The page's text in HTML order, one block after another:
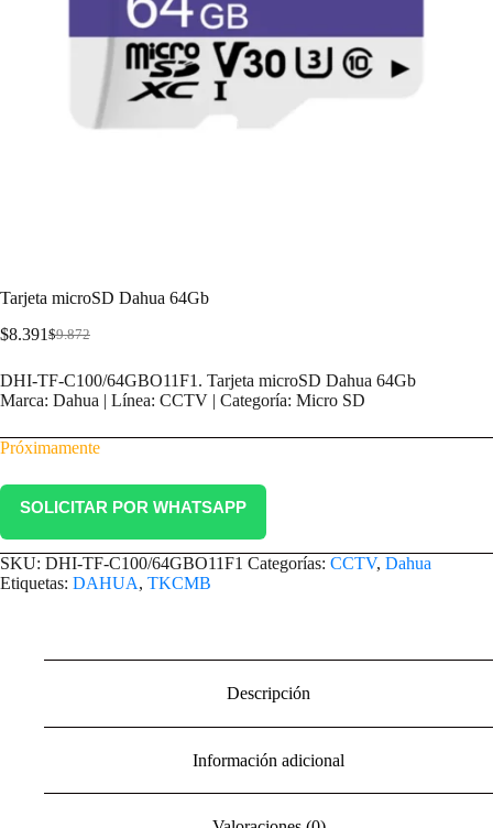
Tarjeta microSD Dahua 64Gb
$9.872
$8.391
DHI-TF-C100/64GBO11F1. Tarjeta microSD Dahua 64Gb
Marca: Dahua | Línea: CCTV | Categoría: Micro SD
Próximamente
SOLICITAR POR WHATSAPP
SKU: DHI-TF-C100/64GBO11F1 Categorías: CCTV, Dahua
Etiquetas: DAHUA, TKCMB
Descripción
Información adicional